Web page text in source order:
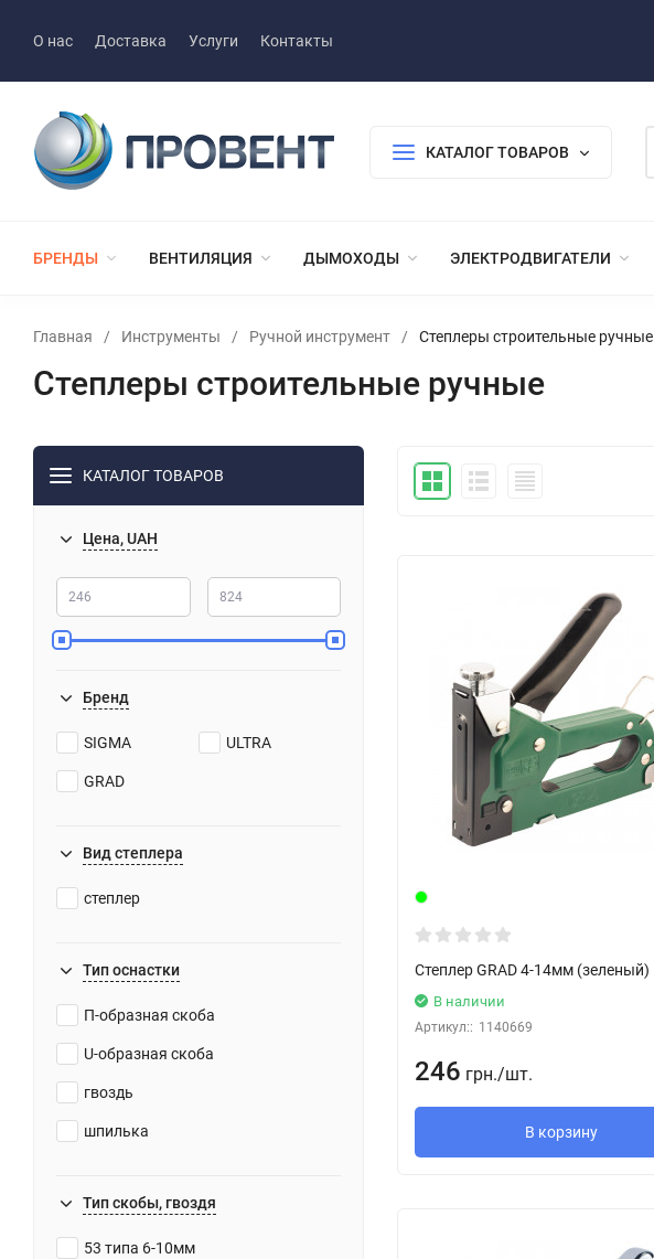
О нас Доставка Услуги Контакты
КАТАЛОГ ТОВАРОВ
БРЕНДЫ ВЕНТИЛЯЦИЯ ДЫМОХОДЫ ЭЛЕКТРОДВИГАТЕЛИ
Главная / Инструменты / Ручной инструмент / Степлеры строительные ручные
Степлеры строительные ручные
КАТАЛОГ ТОВАРОВ
Цена, UAH
Бренд
SIGMA ULTRA
GRAD
Вид степлера
степлер
Тип оснастки
П-образная скоба
U-образная скоба
гвоздь
шпилька
Тип скобы, гвоздя
53 типа 6-10мм
Степлер GRAD 4-14мм (зеленый)
В наличии
Артикул:: 1140669
246 грн./шт.
В корзину